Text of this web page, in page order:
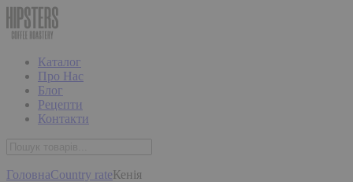
Каталог
Про Нас
Блог
Рецепти
Контакти
ГоловнаCountry rateКенія